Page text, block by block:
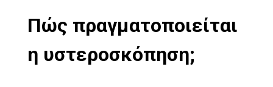
Πώς πραγματοποιείται
η υστεροσκόπηση;